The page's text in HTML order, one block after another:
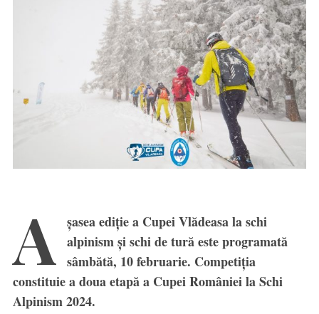
A șasea ediție a Cupei Vlădeasa la schi
alpinism și schi de tură este programată
sâmbătă, 10 februarie. Competiția
constituie a doua etapă a Cupei României la Schi
Alpinism 2024.